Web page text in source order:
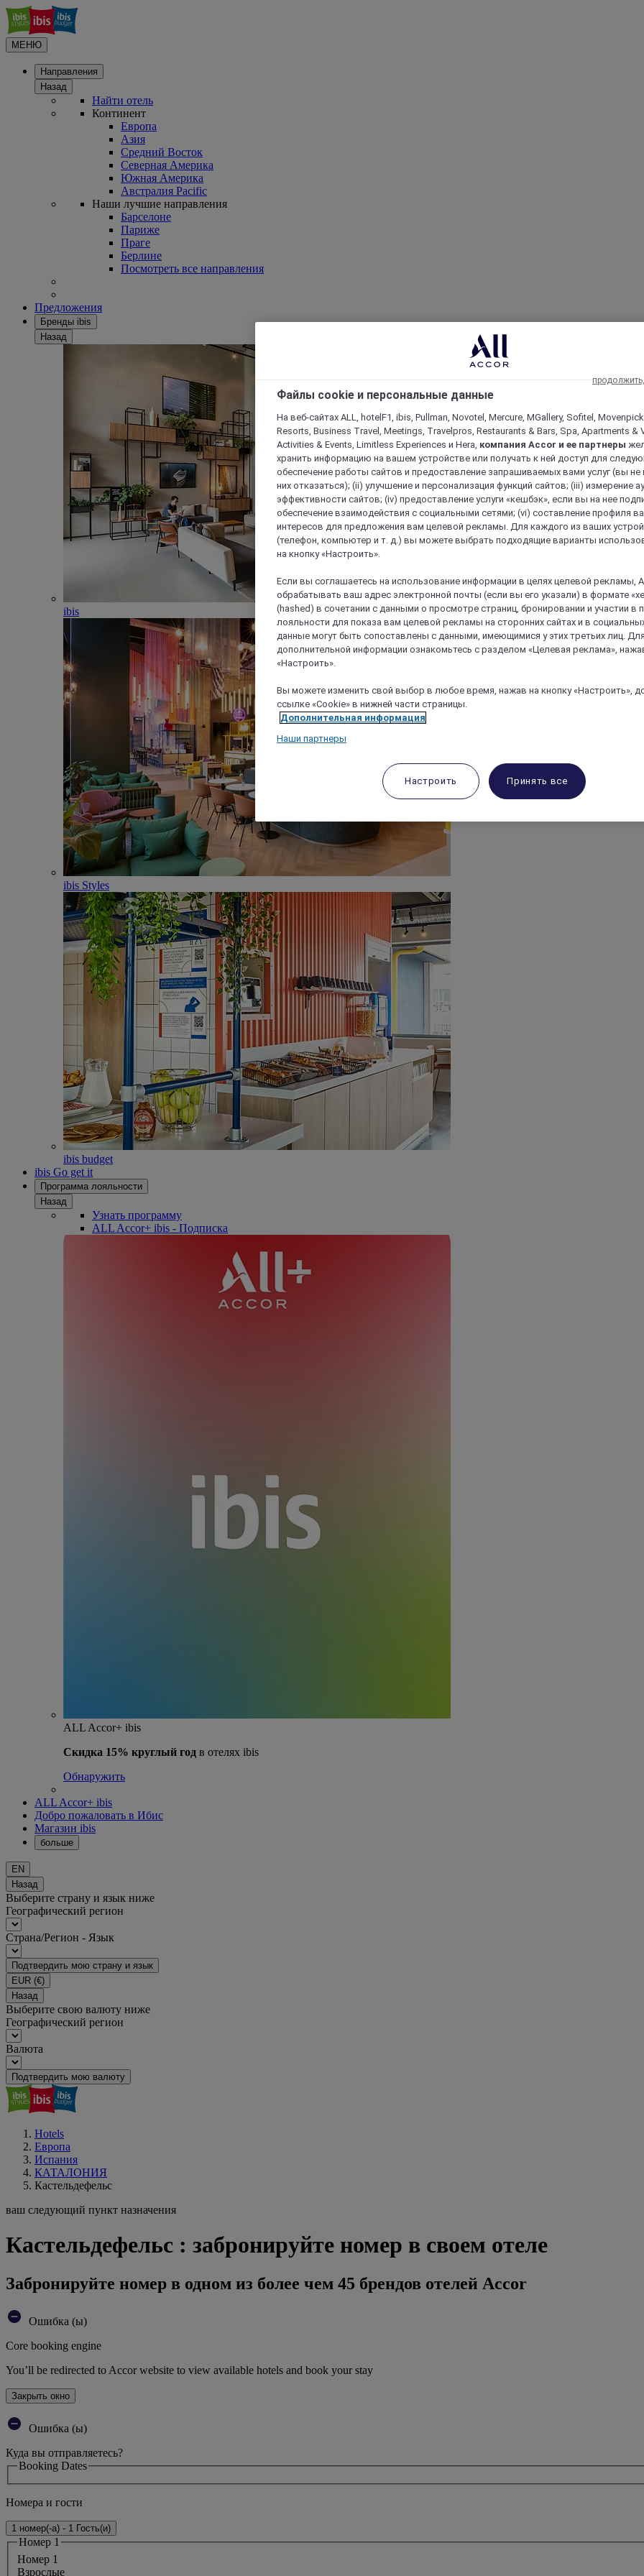
МЕНЮ
Направления
Назад
Найти отель
Континент
Европа
Азия
Средний Восток
Северная Америка
Южная Америка
Австралия Pacific
Наши лучшие направления
Барселоне
Париже
Праге
Берлине
Посмотреть все направления
Предложения
Бренды ibis
Назад
ibis
ibis Styles
ibis budget
ibis Go get it
Программа лояльности
Назад
Узнать программу
ALL Accor+ ibis - Подписка
ALL Accor+ ibis
Скидка 15% круглый год в отелях ibis
Обнаружить
ALL Accor+ ibis
Добро пожаловать в Ибис
Магазин ibis
больше
EN
Назад
Выберите страну и язык ниже
Географический регион
Страна/Регион - Язык
Подтвердить мою страну и язык
EUR (€)
Назад
Выберите свою валюту ниже
Географический регион
Валюта
Подтвердить мою валюту
Hotels
Европа
Испания
КАТАЛОНИЯ
Кастельдефельс
ваш следующий пункт назначения
Кастельдефельс : забронируйте номер в своем отеле
Забронируйте номер в одном из более чем 45 брендов отелей Accor
Ошибка (ы)
Core booking engine
You’ll be redirected to Accor website to view available hotels and book your stay
Закрыть окно
Ошибка (ы)
Куда вы отправляетесь?
Booking Dates
Номера и гости
1 номер(-а) - 1 Гость(и)
Номер 1
Номер 1
Bзрослые
Файлы cookie и персональные данные
На веб-сайтах ALL, hotelF1, ibis, Pullman, Novotel, Mercure, MGallery, Sofitel,
Resorts, Business Travel, Meetings, Travelpros, Restaurants & Bars, Spa, Apartments &
Activities & Events, Limitless Experiences и Hera, компания Accor и ее партнеры
хранить информацию на вашем устройстве или получать к ней доступ для
обеспечение работы сайтов и предоставление запрашиваемых вами услуг (вы
них отказаться); (ii) улучшение и персонализация функций сайтов; (iii) измерение
эффективности сайтов; (iv) предоставление услуги «кешбэк», если вы на нее
обеспечение взаимодействия с социальными сетями; (vi) составление профиля
интересов для предложения вам целевой рекламы. Для каждого из ваших
(телефон, компьютер и т. д.) вы можете выбрать подходящие варианты
на кнопку «Настроить».
Если вы соглашаетесь на использование информации в целях целевой рекламы,
обрабатывать ваш адрес электронной почты (если вы его указали) в формате
(hashed) в сочетании с данными о просмотре страниц, бронировании и участии в
лояльности для показа вам целевой рекламы на сторонних сайтах и в
данные могут быть сопоставлены с данными, имеющимися у этих третьих лиц.
дополнительной информации ознакомьтесь с разделом «Целевая реклама»,
«Настроить».
Вы можете изменить свой выбор в любое время, нажав на кнопку «Настроить»,
ссылке «Cookie» в нижней части страницы.
Дополнительная информация
Наши партнеры
Настроить Принять все